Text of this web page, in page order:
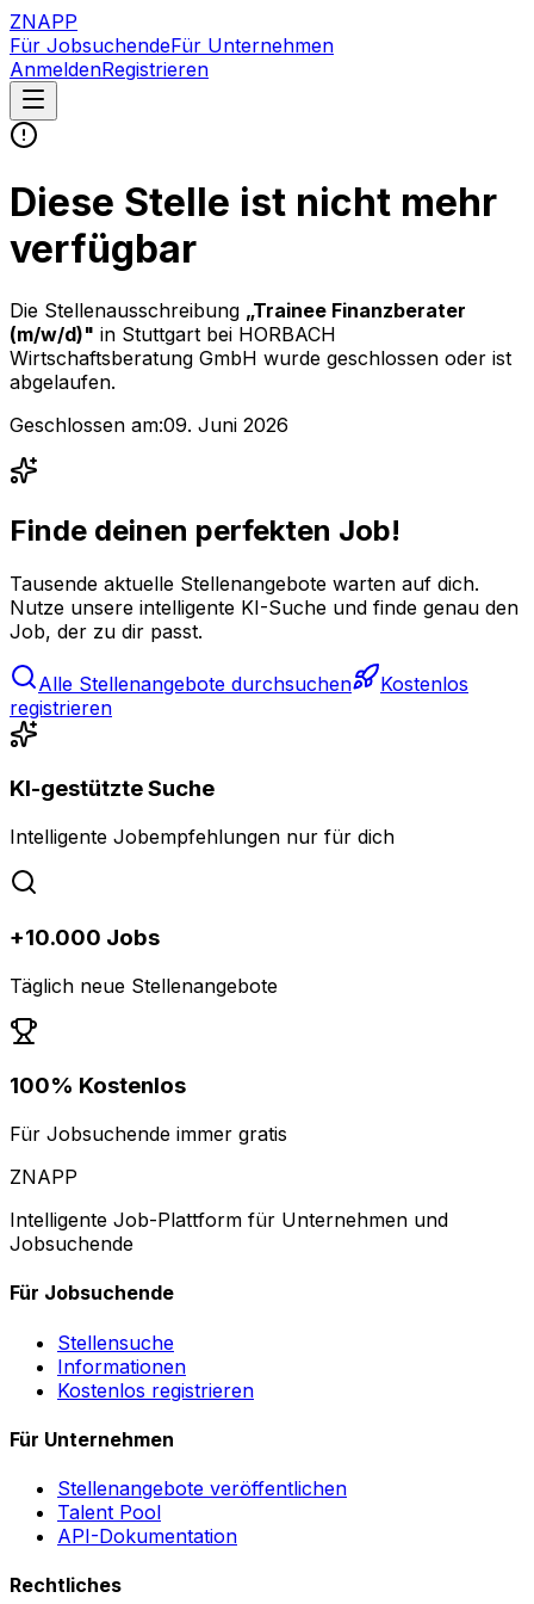
ZNAPP
Für JobsuchendeFür Unternehmen
AnmeldenRegistrieren
Diese Stelle ist nicht mehr
verfügbar
Die Stellenausschreibung „Trainee Finanzberater
(m/w/d)" in Stuttgart bei HORBACH
Wirtschaftsberatung GmbH wurde geschlossen oder ist
abgelaufen.
Geschlossen am:09. Juni 2026
Finde deinen perfekten Job!
Tausende aktuelle Stellenangebote warten auf dich.
Nutze unsere intelligente KI-Suche und finde genau den
Job, der zu dir passt.
Alle Stellenangebote durchsuchen
Kostenlos
registrieren
KI-gestützte Suche
Intelligente Jobempfehlungen nur für dich
+10.000 Jobs
Täglich neue Stellenangebote
100% Kostenlos
Für Jobsuchende immer gratis
ZNAPP
Intelligente Job-Plattform für Unternehmen und
Jobsuchende
Für Jobsuchende
Stellensuche
Informationen
Kostenlos registrieren
Für Unternehmen
Stellenangebote veröffentlichen
Talent Pool
API-Dokumentation
Rechtliches